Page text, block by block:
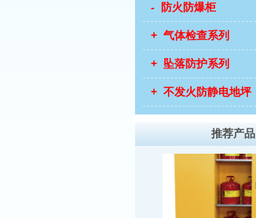
- 防火防爆柜
+ 气体检查系列
+ 坠落防护系列
+ 不发火防静电地坪
推荐产品